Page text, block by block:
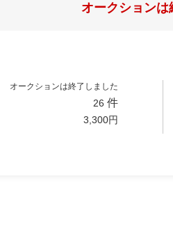
オークションは
オークションは終了しました
26 件
3,300円